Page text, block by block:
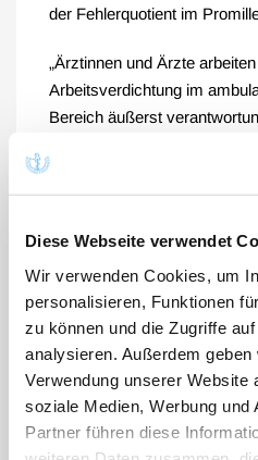
Diese Webseite verwendet
Wir verwenden Cookies, um
personalisieren, Funktionen
zu können und die Zugriffe
analysieren. Außerdem
Verwendung unserer Website
soziale Medien, Werbung und
Partner führen diese
der Fehlerquotient im
„Ärztinnen und Ärzte
Arbeitsverdichtung im
Bereich äußerst
Schlichtungsausschuss der
nimmt deshalb jeden
Landesärztekammer-
Fehler und Beinahe-Fehler
werden, sondern es muss
werden. „Nur dies hilft,
und wirksame Strategien zur
aufzubauen“, so Matheis.
Rund zwei Drittel der